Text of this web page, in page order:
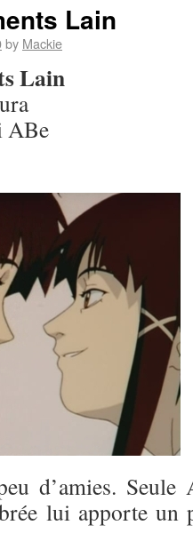
Lain
by Mackie
Lain
ABe
d’amies.
lui apporte un